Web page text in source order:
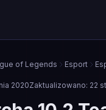
of Legends Esport
2020Zaktualizowano: 22